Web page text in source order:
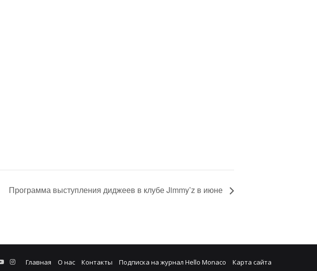
Программа выступления диджеев в клубе Jimmy’z в июне
Главная О нас Контакты Подписка на журнал Hello Monaco Карта сайта
YouTube
Instagram